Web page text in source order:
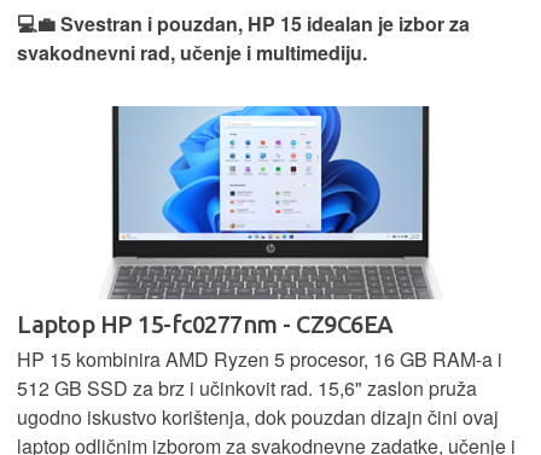
💻💼 Svestran i pouzdan, HP 15 idealan je izbor za
svakodnevni rad, učenje i multimediju.
Laptop HP 15-fc0277nm - CZ9C6EA
HP 15 kombinira AMD Ryzen 5 procesor, 16 GB RAM-a i
512 GB SSD za brz i učinkovit rad. 15,6" zaslon pruža
ugodno iskustvo korištenja, dok pouzdan dizajn čini ovaj
laptop odličnim izborom za svakodnevne zadatke, učenje i